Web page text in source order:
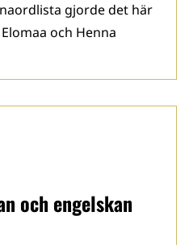
gjorde det här
och Henna
och engelskan